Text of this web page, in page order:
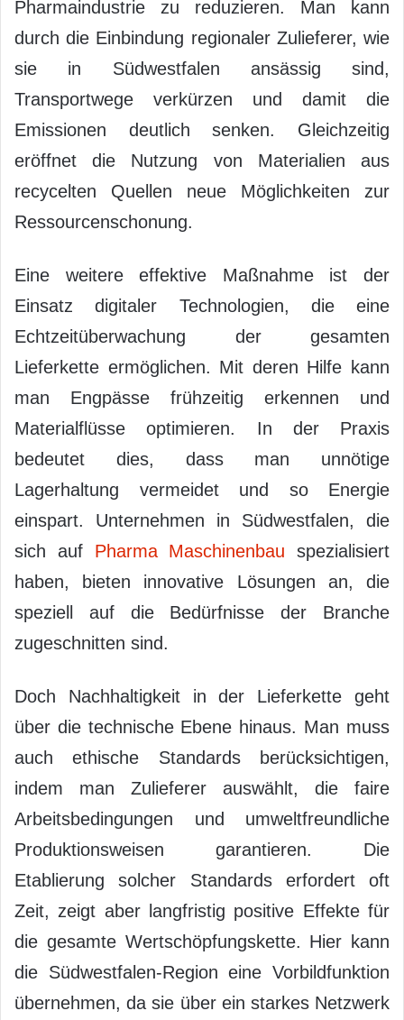
Pharmaindustrie zu reduzieren. Man kann
durch die Einbindung regionaler Zulieferer, wie
sie in Südwestfalen ansässig sind,
Transportwege verkürzen und damit die
Emissionen deutlich senken. Gleichzeitig
eröffnet die Nutzung von Materialien aus
recycelten Quellen neue Möglichkeiten zur
Ressourcenschonung.
Eine weitere effektive Maßnahme ist der
Einsatz digitaler Technologien, die eine
Echtzeitüberwachung der gesamten
Lieferkette ermöglichen. Mit deren Hilfe kann
man Engpässe frühzeitig erkennen und
Materialflüsse optimieren. In der Praxis
bedeutet dies, dass man unnötige
Lagerhaltung vermeidet und so Energie
einspart. Unternehmen in Südwestfalen, die
sich auf Pharma Maschinenbau spezialisiert
haben, bieten innovative Lösungen an, die
speziell auf die Bedürfnisse der Branche
zugeschnitten sind.
Doch Nachhaltigkeit in der Lieferkette geht
über die technische Ebene hinaus. Man muss
auch ethische Standards berücksichtigen,
indem man Zulieferer auswählt, die faire
Arbeitsbedingungen und umweltfreundliche
Produktionsweisen garantieren. Die
Etablierung solcher Standards erfordert oft
Zeit, zeigt aber langfristig positive Effekte für
die gesamte Wertschöpfungskette. Hier kann
die Südwestfalen-Region eine Vorbildfunktion
übernehmen, da sie über ein starkes Netzwerk